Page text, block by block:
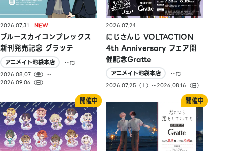
2026.07.31
ブルースカイコンプレックス
新刊発売記念 グラッテ
アニメイト池袋本店
…他
2026.08.07（金）〜
2026.09.06（日）
2026.07.24
にじさんじ VOLTACTION
4th Anniversary フェア開
催記念Gratte
アニメイト池袋本店
…他
2026.07.25（土）〜2026.08.16（日）